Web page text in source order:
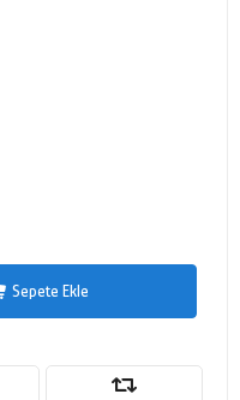
Sepete Ekle